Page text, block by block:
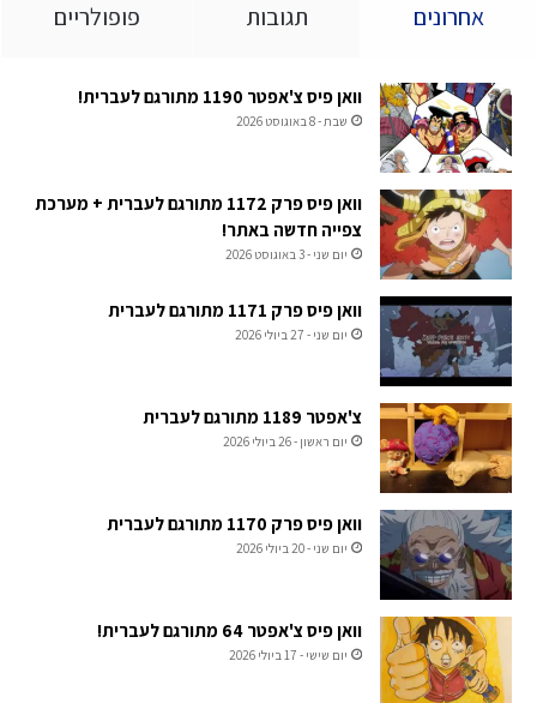
אחרונים תגובות פופולריים
וואן פיס צ'אפטר 1190 מתורגם לעברית!
שבת - 8 באוגוסט 2026
וואן פיס פרק 1172 מתורגם לעברית + מערכת
צפייה חדשה באתר!
יום שני - 3 באוגוסט 2026
וואן פיס פרק 1171 מתורגם לעברית
יום שני - 27 ביולי 2026
צ'אפטר 1189 מתורגם לעברית
יום ראשון - 26 ביולי 2026
וואן פיס פרק 1170 מתורגם לעברית
יום שני - 20 ביולי 2026
וואן פיס צ'אפטר 64 מתורגם לעברית!
יום שישי - 17 ביולי 2026